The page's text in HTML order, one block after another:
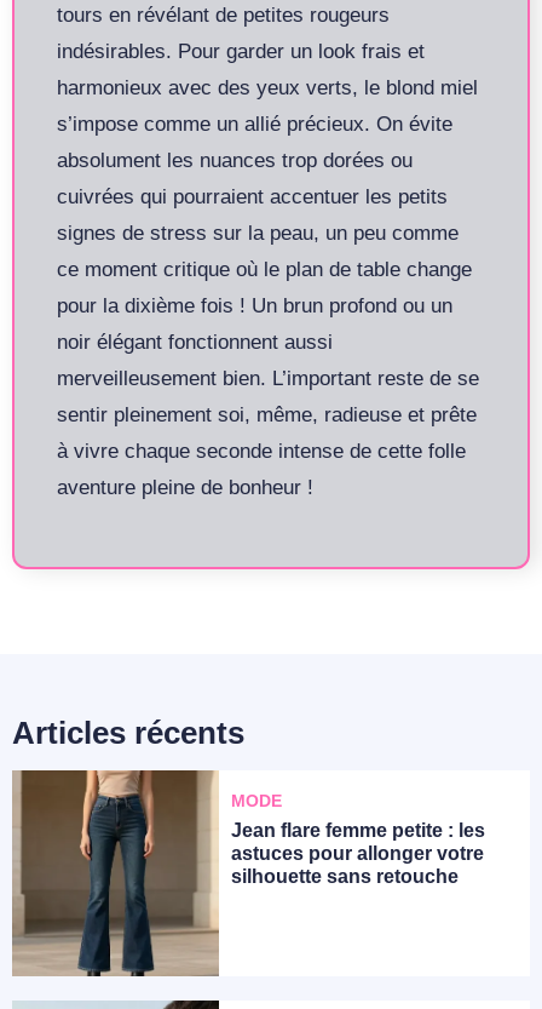
tours en révélant de petites rougeurs
indésirables. Pour garder un look frais et
harmonieux avec des yeux verts, le blond miel
s’impose comme un allié précieux. On évite
absolument les nuances trop dorées ou
cuivrées qui pourraient accentuer les petits
signes de stress sur la peau, un peu comme
ce moment critique où le plan de table change
pour la dixième fois ! Un brun profond ou un
noir élégant fonctionnent aussi
merveilleusement bien. L’important reste de se
sentir pleinement soi, même, radieuse et prête
à vivre chaque seconde intense de cette folle
aventure pleine de bonheur !
Articles récents
MODE
Jean flare femme petite : les
astuces pour allonger votre
silhouette sans retouche